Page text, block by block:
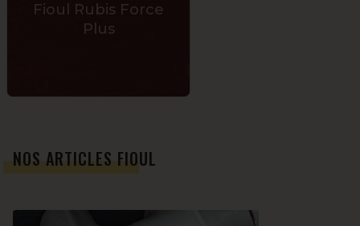
Fioul Rubis Force
Plus
NOS ARTICLES FIOUL